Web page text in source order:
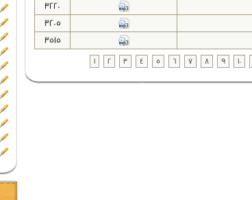
3220
3205
3515
1 2 3 4 5 6 7 8 9 10